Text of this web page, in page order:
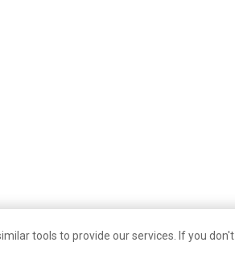
tools to provide our services. If you